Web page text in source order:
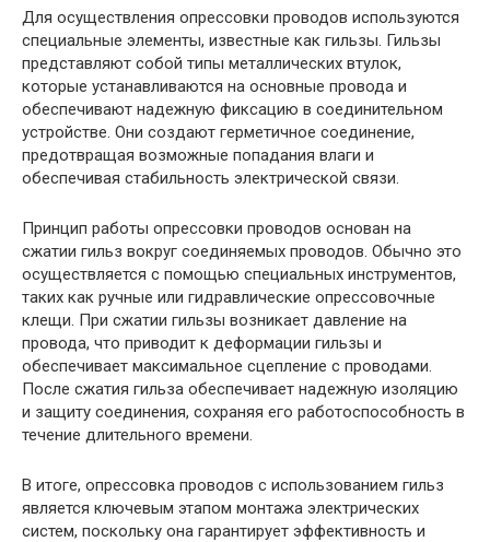
Для осуществления опрессовки проводов используются
специальные элементы, известные как гильзы. Гильзы
представляют собой типы металлических втулок,
которые устанавливаются на основные провода и
обеспечивают надежную фиксацию в соединительном
устройстве. Они создают герметичное соединение,
предотвращая возможные попадания влаги и
обеспечивая стабильность электрической связи.
Принцип работы опрессовки проводов основан на
сжатии гильз вокруг соединяемых проводов. Обычно это
осуществляется с помощью специальных инструментов,
таких как ручные или гидравлические опрессовочные
клещи. При сжатии гильзы возникает давление на
провода, что приводит к деформации гильзы и
обеспечивает максимальное сцепление с проводами.
После сжатия гильза обеспечивает надежную изоляцию
и защиту соединения, сохраняя его работоспособность в
течение длительного времени.
В итоге, опрессовка проводов с использованием гильз
является ключевым этапом монтажа электрических
систем, поскольку она гарантирует эффективность и